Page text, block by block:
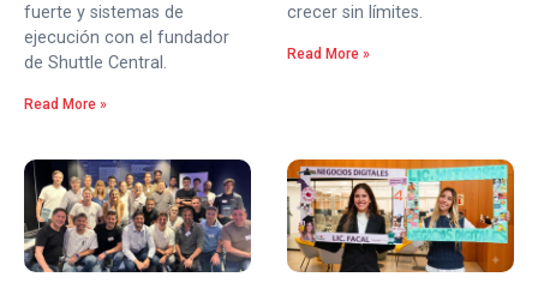
fuerte y sistemas de
ejecución con el fundador
de Shuttle Central.
Read More »
crecer sin límites.
Read More »